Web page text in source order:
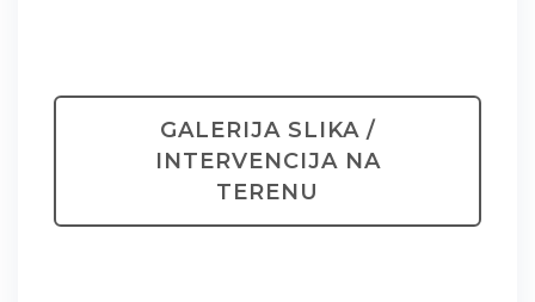
GALERIJA SLIKA /
INTERVENCIJA NA
TERENU